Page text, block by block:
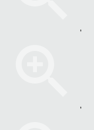
,
,